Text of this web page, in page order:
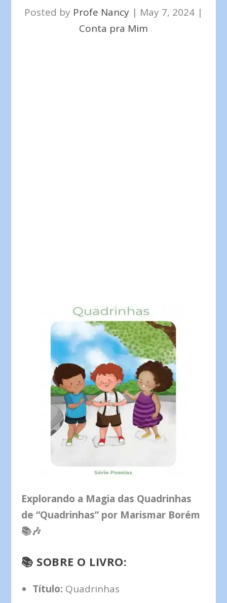
Posted by Profe Nancy | May 7, 2024 |
Conta pra Mim
Explorando a Magia das Quadrinhas
de “Quadrinhas” por Marismar Borém
📚🎶
📚 SOBRE O LIVRO:
Título: Quadrinhas